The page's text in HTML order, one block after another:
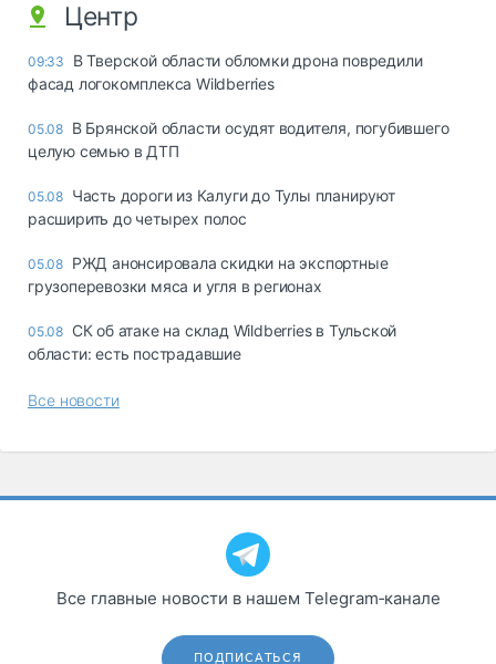
Центр
09:33
В Тверской области обломки дрона повредили
фасад логокомплекса Wildberries
05.08 В Брянской области осудят водителя, погубившего
целую семью в ДТП
05.08 Часть дороги из Калуги до Тулы планируют
расширить до четырех полос
05.08 РЖД анонсировала скидки на экспортные
грузоперевозки мяса и угля в регионах
05.08 СК об атаке на склад Wildberries в Тульской
области: есть пострадавшие
Все новости
Все главные новости в нашем Telegram‑канале
ПОДПИСАТЬСЯ